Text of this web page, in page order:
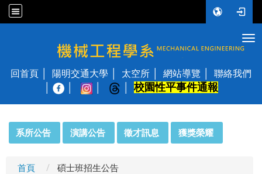
國立陽明交通大學 機械工程學系
回首頁 陽明交通大學 太空所 網站導覽
聯絡我們
校園性平事件通報
系所公告 演講公告 徵才訊息 獲獎榮耀
首頁 碩士班招生公告